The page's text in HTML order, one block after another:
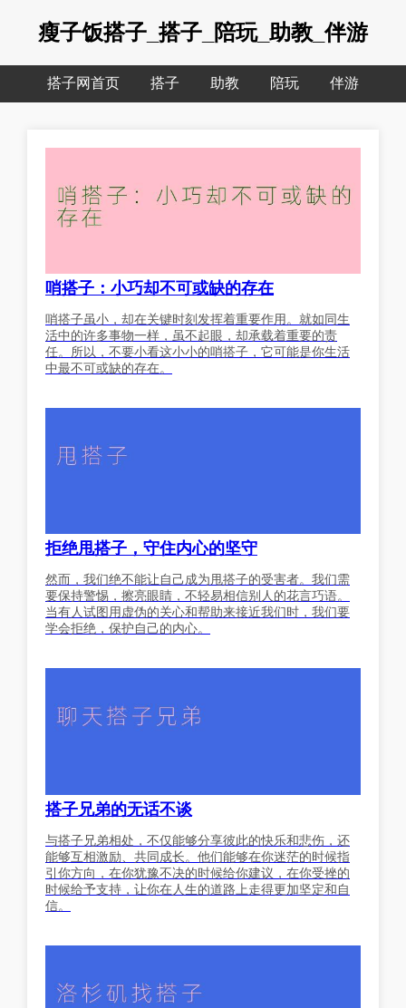
瘦子饭搭子_搭子_陪玩_助教_伴游
搭子网首页 搭子 助教 陪玩 伴游
哨搭子：小巧却不可或缺的存在
哨搭子虽小，却在关键时刻发挥着重要作用。就如同生
活中的许多事物一样，虽不起眼，却承载着重要的责
任。所以，不要小看这小小的哨搭子，它可能是你生活
中最不可或缺的存在。
拒绝甩搭子，守住内心的坚守
然而，我们绝不能让自己成为甩搭子的受害者。我们需
要保持警惕，擦亮眼睛，不轻易相信别人的花言巧语。
当有人试图用虚伪的关心和帮助来接近我们时，我们要
学会拒绝，保护自己的内心。
搭子兄弟的无话不谈
与搭子兄弟相处，不仅能够分享彼此的快乐和悲伤，还
能够互相激励、共同成长。他们能够在你迷茫的时候指
引你方向，在你犹豫不决的时候给你建议，在你受挫的
时候给予支持，让你在人生的道路上走得更加坚定和自
信。